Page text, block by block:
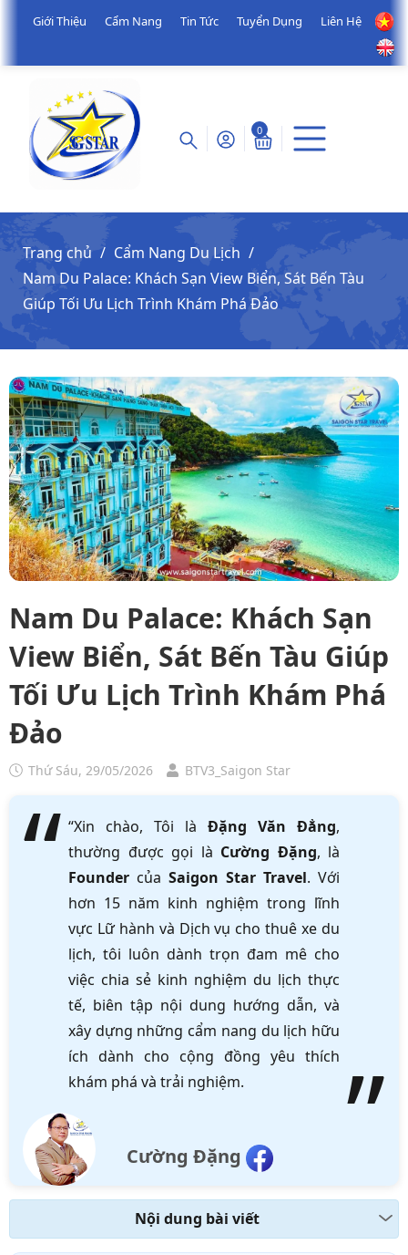
Giới Thiệu Cẩm Nang Tin Tức Tuyển Dụng Liên Hệ
0
Trang chủ
Cẩm Nang Du Lịch
Nam Du Palace: Khách Sạn View Biển, Sát Bến Tàu
Giúp Tối Ưu Lịch Trình Khám Phá Đảo
Nam Du Palace: Khách Sạn
View Biển, Sát Bến Tàu Giúp
Tối Ưu Lịch Trình Khám Phá
Đảo
Thứ Sáu, 29/05/2026 BTV3_Saigon Star
“Xin chào, Tôi là Đặng Văn Đẳng,
thường được gọi là Cường Đặng, là
Founder của Saigon Star Travel. Với
hơn 15 năm kinh nghiệm trong lĩnh
vực Lữ hành và Dịch vụ cho thuê xe du
lịch, tôi luôn dành trọn đam mê cho
việc chia sẻ kinh nghiệm du lịch thực
tế, biên tập nội dung hướng dẫn, và
xây dựng những cẩm nang du lịch hữu
ích dành cho cộng đồng yêu thích
khám phá và trải nghiệm.
Cường Đặng
Nội dung bài viết